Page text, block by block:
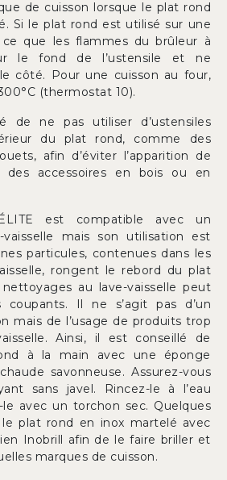
de cuisson lorsque le plat rond
Si le plat rond est utilisé sur une
ce que les flammes du brûleur à
le fond de l’ustensile et ne
côté. Pour une cuisson au four,
(thermostat 10).
de ne pas utiliser d’ustensiles
du plat rond, comme des
afin d’éviter l’apparition de
des accessoires en bois ou en
est compatible avec un
mais son utilisation est
particules, contenues dans les
rongent le rebord du plat
au lave-vaisselle peut
coupants. Il ne s’agit pas d’un
mais de l’usage de produits trop
Ainsi, il est conseillé de
à la main avec une éponge
savonneuse. Assurez-vous
sans javel. Rincez-le à l’eau
avec un torchon sec. Quelques
plat rond en inox martelé avec
Inobrill afin de le faire briller et
marques de cuisson.